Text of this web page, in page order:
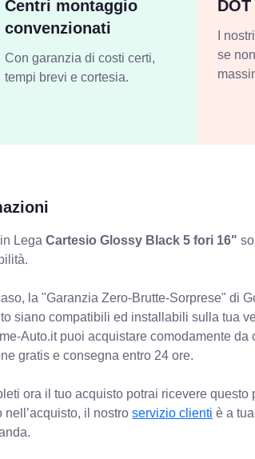
Centri montaggio
convenzionati
Con garanzia di costi certi,
tempi brevi e cortesia.
I
se
in LegaCartesio Glossy Black 5 fori 16"
la "Garanzia Zero-Brutte-Sorprese" di
siano compatibili ed installabili sulla tua
Auto.it puoi acquistare comodamente
gratis e consegna entro 24 ore.
ora il tuo acquisto potrai ricevere questo
nell’acquisto, il nostroservizio clienti è a